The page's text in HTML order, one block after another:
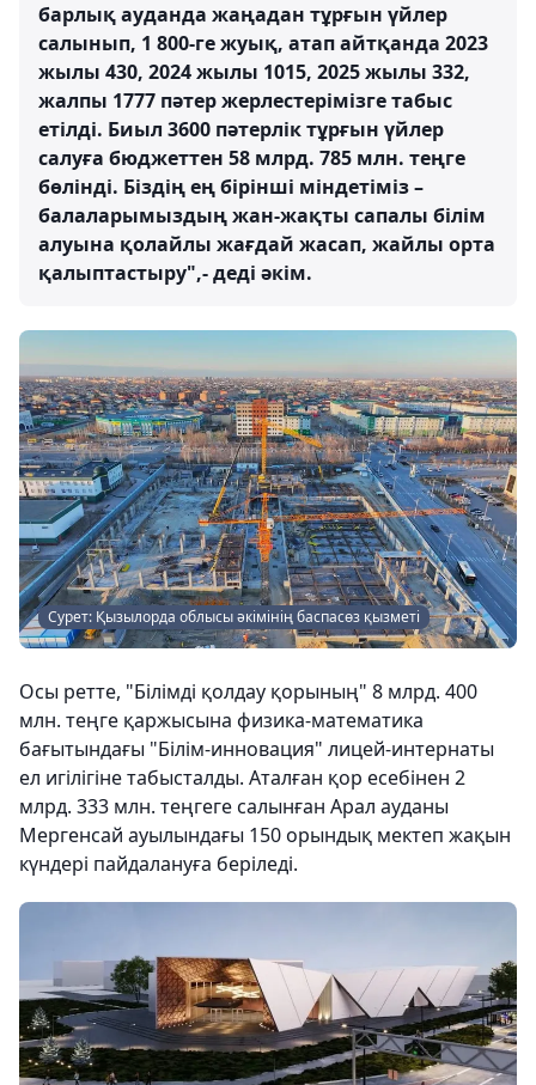
барлық ауданда жаңадан тұрғын үйлер
салынып, 1 800-ге жуық, атап айтқанда 2023
жылы 430, 2024 жылы 1015, 2025 жылы 332,
жалпы 1777 пәтер жерлестерімізге табыс
етілді. Биыл 3600 пәтерлік тұрғын үйлер
салуға бюджеттен 58 млрд. 785 млн. теңге
бөлінді. Біздің ең бірінші міндетіміз –
балаларымыздың жан-жақты сапалы білім
алуына қолайлы жағдай жасап, жайлы орта
қалыптастыру",- деді әкім.
Сурет: Қызылорда облысы әкімінің баспасөз қызметі
Осы ретте, "Білімді қолдау қорының" 8 млрд. 400
млн. теңге қаржысына физика-математика
бағытындағы "Білім-инновация" лицей-интернаты
ел игілігіне табысталды. Аталған қор есебінен 2
млрд. 333 млн. теңгеге салынған Арал ауданы
Мергенсай ауылындағы 150 орындық мектеп жақын
күндері пайдалануға беріледі.